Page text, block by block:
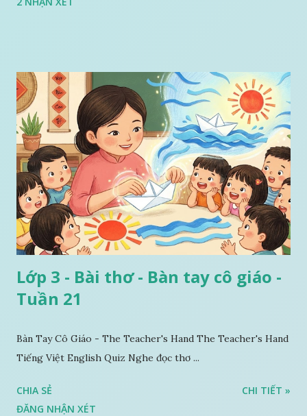
Lớp 3 - Bài thơ - Bàn tay cô giáo -
Tuần 21
Bàn Tay Cô Giáo - The Teacher's Hand The Teacher's Hand
Tiếng Việt English Quiz Nghe đọc thơ ...
CHIA SẺ
ĐĂNG NHẬN XÉT
CHI TIẾT »